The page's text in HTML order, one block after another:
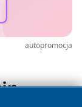
autopromocja